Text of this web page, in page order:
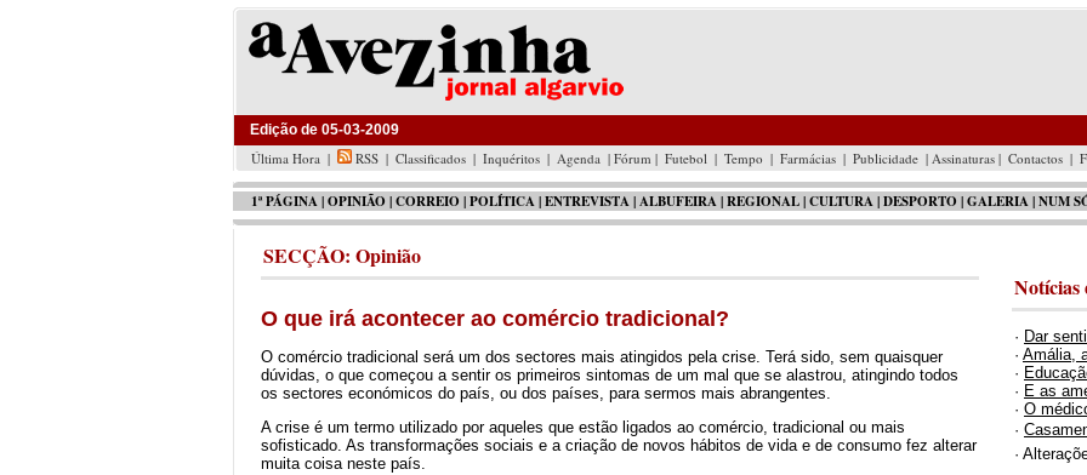
Edição de 05-03-2009
Última Hora | RSS | Classificados | Inquéritos | Agenda | Fórum | Futebol | Tempo | Farmácias | Publicidade | Assinaturas | Contactos |
1ª PÁGINA|OPINIÃO |CORREIO |POLÍTICA| ENTREVISTA |ALBUFEIRA|REGIONAL|CULTURA|DESPORTO |GALERIA|NUM
SECÇÃO: Opinião
O que irá acontecer ao comércio tradicional?
O comércio tradicional será um dos sectores mais atingidos pela crise. Terá sido, sem quaisquer
dúvidas, o que começou a sentir os primeiros sintomas de um mal que se alastrou, atingindo todos
os sectores económicos do país, ou dos países, para sermos mais abrangentes.
A crise é um termo utilizado por aqueles que estão ligados ao comércio, tradicional ou mais
sofisticado. As transformações sociais e a criação de novos hábitos de vida e de consumo fez alterar
muita coisa neste país.
Notícias
· Dar
· Amália,
·
· E as
· O
·
·